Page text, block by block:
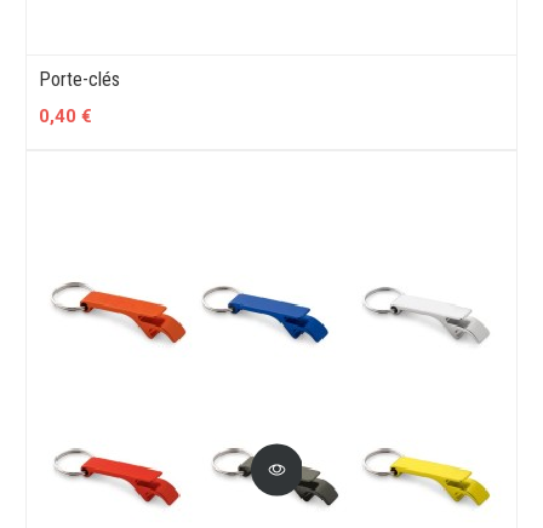
Porte-clés
0,40 €